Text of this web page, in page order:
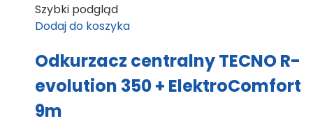
Szybki podgląd
Dodaj do koszyka
Odkurzacz centralny TECNO R-
evolution 350 + ElektroComfort
9m